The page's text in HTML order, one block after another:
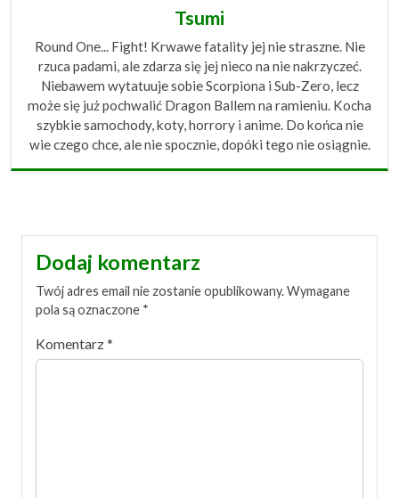
Tsumi
Round One... Fight! Krwawe fatality jej nie straszne. Nie
rzuca padami, ale zdarza się jej nieco na nie nakrzyczeć.
Niebawem wytatuuje sobie Scorpiona i Sub-Zero, lecz
może się już pochwalić Dragon Ballem na ramieniu. Kocha
szybkie samochody, koty, horrory i anime. Do końca nie
wie czego chce, ale nie spocznie, dopóki tego nie osiągnie.
Dodaj komentarz
Twój adres email nie zostanie opublikowany.Wymagane
pola są oznaczone *
Komentarz*